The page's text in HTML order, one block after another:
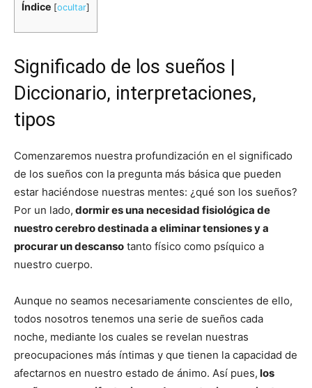
Índice [ocultar]
Significado de los sueños |
Diccionario, interpretaciones,
tipos
Comenzaremos nuestra profundización en el significado
de los sueños con la pregunta más básica que pueden
estar haciéndose nuestras mentes: ¿qué son los sueños?
Por un lado, dormir es una necesidad fisiológica de
nuestro cerebro destinada a eliminar tensiones y a
procurar un descanso tanto físico como psíquico a
nuestro cuerpo.
Aunque no seamos necesariamente conscientes de ello,
todos nosotros tenemos una serie de sueños cada
noche, mediante los cuales se revelan nuestras
preocupaciones más íntimas y que tienen la capacidad de
afectarnos en nuestro estado de ánimo. Así pues, los